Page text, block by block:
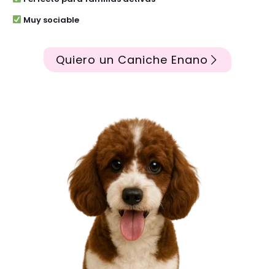
Muy sociable
Quiero un Caniche Enano